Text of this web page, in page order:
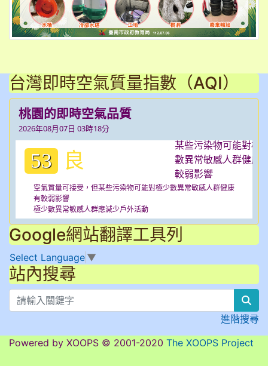
台灣即時空氣質量指數（AQI）
桃園的即時空氣品質
2026年08月07日 03時18分
53 良
空氣質量可接受，但某些污染物可能對極少數異常敏感人群健康
有較弱影響
極少數異常敏感人群應減少戶外活動
Google網站翻譯工具列
Select Language ▼
站內搜尋
進階搜尋
Powered by XOOPS © 2001-2020 The XOOPS Project